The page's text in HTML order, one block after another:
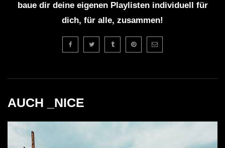
baue dir deine eigenen Playlisten individuell für
dich, für alle, zusammen!
AUCH _NICE